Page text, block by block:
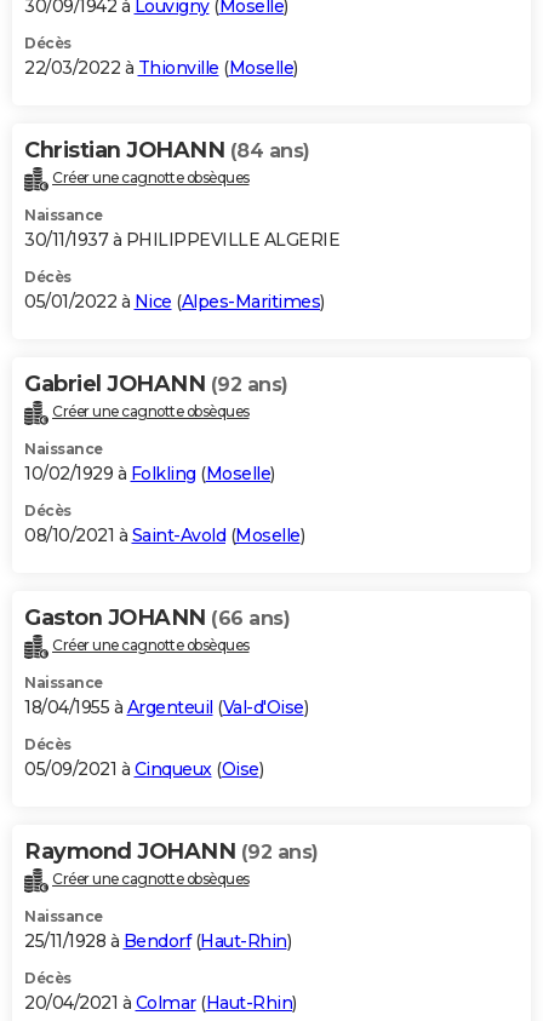
30/09/1942 à Louvigny( Moselle)
Décès
22/03/2022 à Thionville (Moselle)
Christian JOHANN (84 ans)
Créer une cagnotte obsèques
Naissance
30/11/1937 à PHILIPPEVILLE ALGERIE
Décès
05/01/2022 à Nice (Alpes-Maritimes)
Gabriel JOHANN (92 ans)
Créer une cagnotte obsèques
Naissance
10/02/1929 à Folkling (Moselle)
Décès
08/10/2021 à Saint-Avold (Moselle)
Gaston JOHANN (66 ans)
Créer une cagnotte obsèques
Naissance
18/04/1955 à Argenteuil (Val-d'Oise)
Décès
05/09/2021 à Cinqueux(Oise)
Raymond JOHANN (92 ans)
Créer une cagnotte obsèques
Naissance
25/11/1928 à Bendorf(Haut-Rhin)
Décès
20/04/2021 à Colmar(Haut-Rhin)